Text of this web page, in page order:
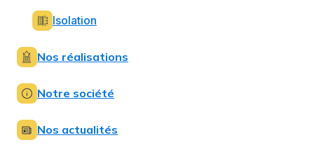
Isolation
Nos réalisations
Notre société
Nos actualités